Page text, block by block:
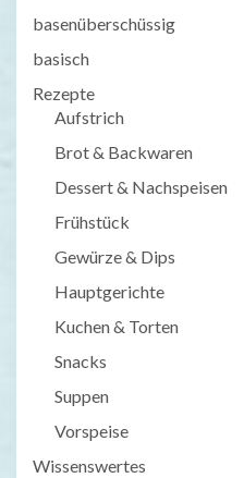
basenüberschüssig
basisch
Rezepte
Aufstrich
Brot & Backwaren
Dessert & Nachspeisen
Frühstück
Gewürze & Dips
Hauptgerichte
Kuchen & Torten
Snacks
Suppen
Vorspeise
Wissenswertes